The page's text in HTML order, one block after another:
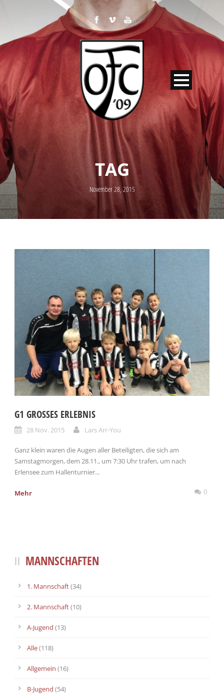
TAG
November 28, 2015
G1 GROSSES ERLEBNIS
28 Nov. 2015 Lars Arr-You
Ganz klein waren die Augen aller Beteiligten, die sich am
Samstagmorgen, dem 28.11., um 7:30 Uhr trafen, um nach
Erlensee zum Hallenturnier...
Mehr 0
MANNSCHAFTEN
1. Mannschaft(34)
2. Mannschaft(10)
A-Jugend (13)
Alle(118)
Allgemein (16)
B-Jugend (54)